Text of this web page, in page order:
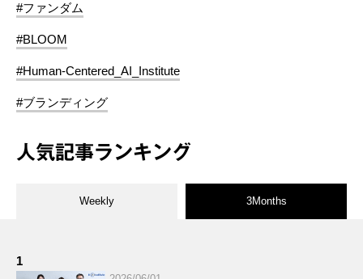
#ファンダム
#BLOOM
#Human-Centered_AI_Institute
#ブランディング
人気記事ランキング
Weekly 3Months
1